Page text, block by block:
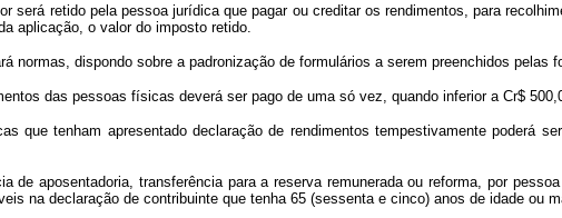
será retido pela pessoa jurídica que pagar ou creditar os rendimentos, para
aplicação, o valor do imposto retido.
normas, dispondo sobre a padronização de formulários a serem preenchidos pelas
das pessoas físicas deverá ser pago de uma só vez, quando inferior a Cr$
tenham apresentado declaração de rendimentos tempestivamente poderá
de aposentadoria, transferência para a reserva remunerada ou reforma, por
na declaração de contribuinte que tenha 65 (sessenta e cinco) anos de idade ou